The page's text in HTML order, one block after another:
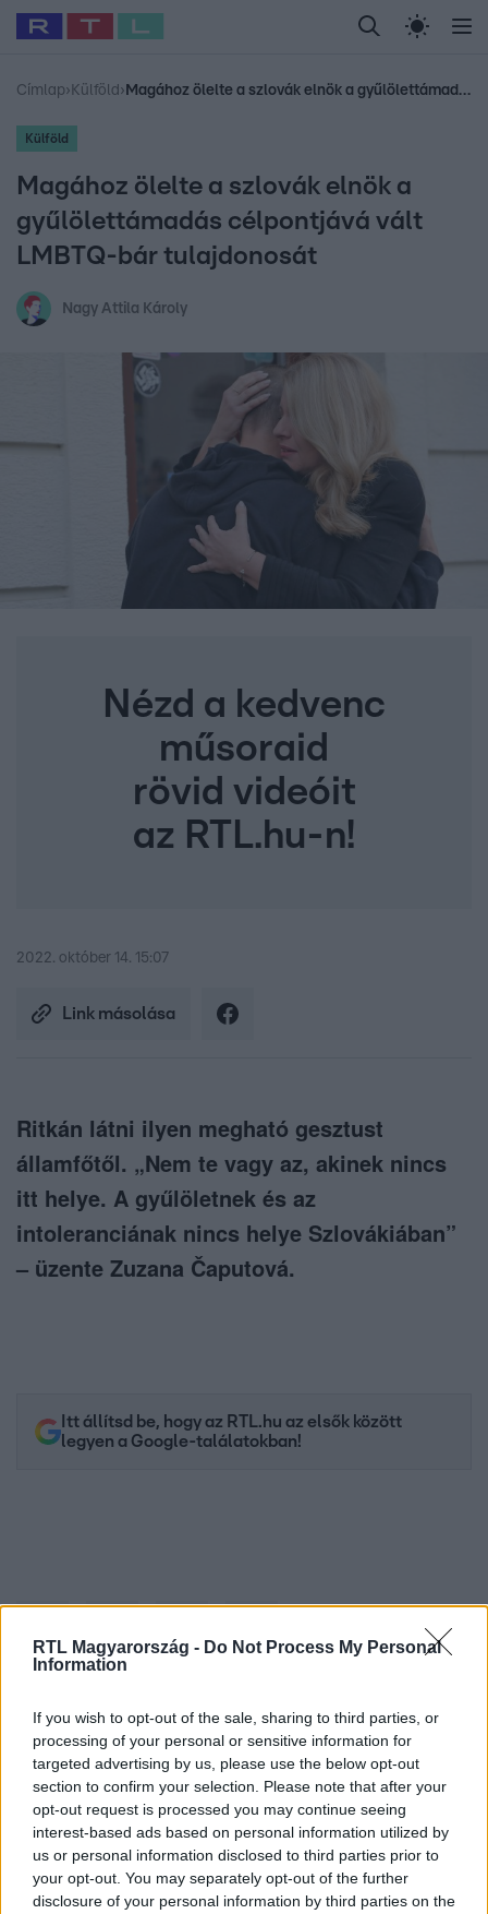
RTL Magyarország - Do Not Process My Personal
Information
If you wish to opt-out of the sale, sharing to third parties, or
processing of your personal or sensitive information for
targeted advertising by us, please use the below opt-out
section to confirm your selection. Please note that after your
opt-out request is processed you may continue seeing
interest-based ads based on personal information utilized by
us or personal information disclosed to third parties prior to
your opt-out. You may separately opt-out of the further
disclosure of your personal information by third parties on the
Legfrissebb RTL Híradó Randi Celeb vagyok,
Babits Marcella Most Wanted Gallusz
Címlap› Külföld › Magához ölelte a szlovák elnök a gyűlölettámadás célpontjává vált LMBTQ-bár tulajdonosát
Külföld
Magához ölelte a szlovák elnök a
gyűlölettámadás célpontjává vált
LMBTQ-bár tulajdonosát
Nagy Attila Károly
Nézd a kedvenc
műsoraid
rövid videóit
az RTL.hu-n!
2022. október 14. 15:07
Link másolása
Ritkán látni ilyen megható gesztust
államfőtől. „Nem te vagy az, akinek nincs
itt helye. A gyűlöletnek és az
intoleranciának nincs helye Szlovákiában”
– üzente Zuzana Čaputová.
Itt állítsd be, hogy az RTL.hu az elsők között
legyen a Google-találatokban!
Kövess minket, és értesülj a friss hírekről a
Facebookon is!
Követem